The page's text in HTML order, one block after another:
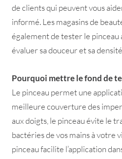
de clients qui peuvent vous
informé. Les magasins de
également de tester le pinceau
évaluer sa douceur et sa
Pourquoi mettre le fond de
Le pinceau permet une
meilleure couverture des
aux doigts, le pinceau évite le
bactéries de vos mains à votre
pinceau facilite l’application